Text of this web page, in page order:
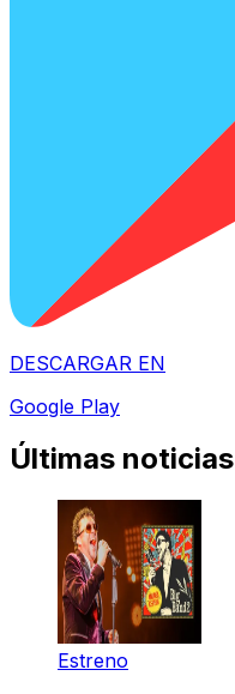
DESCARGAR EN
Google Play
Últimas noticias
Estreno